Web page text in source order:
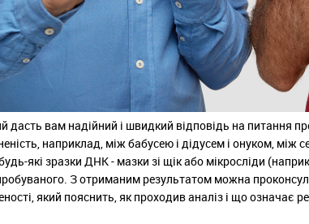
дасть вам надійний і швидкий відповідь на питання
наприклад, між бабусею і дідусем і онуком, між
які зразки ДНК - мазки зі щік або мікросліди
З отриманим результатом можна
який пояснить, як проходив аналіз і що